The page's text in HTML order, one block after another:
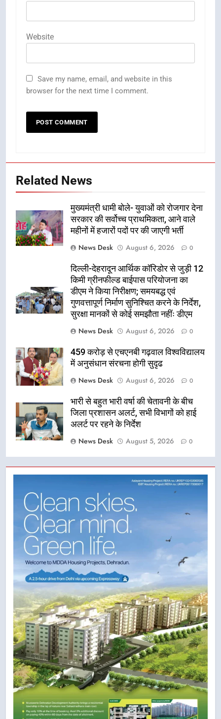
Website
Save my name, email, and website in this
browser for the next time I comment.
Related News
मुख्यमंत्री धामी बोले- युवाओं को रोजगार देना
सरकार की सर्वोच्च प्राथमिकता, आने वाले
महीनों में हजारों पदों पर की जाएगी भर्ती
News Desk
August 6, 2026 0
दिल्ली-देहरादून आर्थिक कॉरिडोर से जुड़ी 12
किमी ग्रीनफील्ड बाईपास परियोजना का
डीएम ने किया निरीक्षण; समयबद्ध एवं
गुणवत्तापूर्ण निर्माण सुनिश्चित करने के निर्देश,
सुरक्षा मानकों से कोई समझौता नहींः डीएम
News Desk
August 6, 2026 0
459 करोड़ से एचएनबी गढ़वाल विश्वविद्यालय
में अनुसंधान संरचना होगी सुदृढ
News Desk
August 6, 2026 0
भारी से बहुत भारी वर्षा की चेतावनी के बीच
जिला प्रशासन अलर्ट, सभी विभागों को हाई
अलर्ट पर रहने के निर्देश
News Desk
August 5, 2026 0